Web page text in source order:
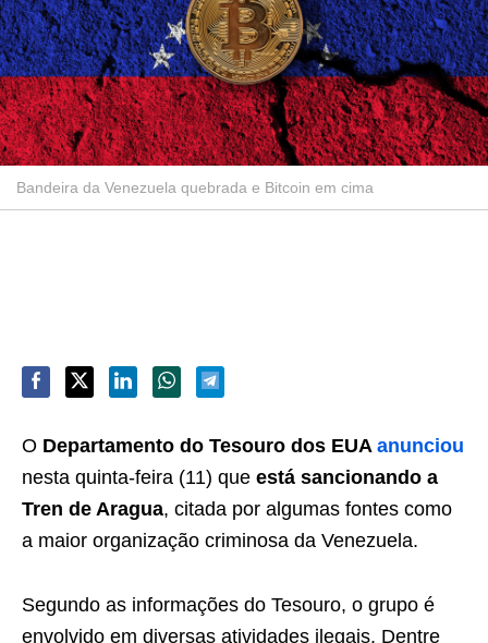
Bandeira da Venezuela quebrada e Bitcoin em cima
O Departamento do Tesouro dos EUA anunciou
nesta quinta-feira (11) que está sancionando a
Tren de Aragua, citada por algumas fontes como
a maior organização criminosa da Venezuela.
Segundo as informações do Tesouro, o grupo é
envolvido em diversas atividades ilegais. Dentre